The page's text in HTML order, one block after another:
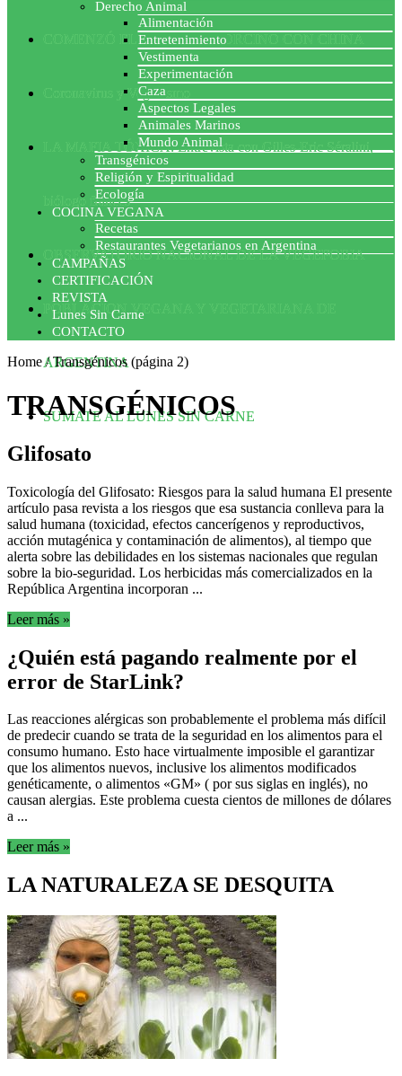
COMENZÓ EL ACUERDO PORCINO CON CHINA
Coronavirus y Veganismo
LA MAFIA TÓXICA: Entrevista con Gilles-Eric Séralini,
biólogo francés
OBSERVATORIO NACIONAL DE LA VEGEFOBIA
POBLACION VEGANA Y VEGETARIANA DE
ARGENTINA
SUMATE AL LUNES SIN CARNE
Derecho Animal
Alimentación
Entretenimiento
Vestimenta
Experimentación
Caza
Aspectos Legales
Animales Marinos
Mundo Animal
Transgénicos
Religión y Espiritualidad
Ecología
COCINA VEGANA
Recetas
Restaurantes Vegetarianos en Argentina
CAMPAÑAS
CERTIFICACIÓN
REVISTA
Lunes Sin Carne
CONTACTO
Home/Transgénicos (página 2)
TRANSGÉNICOS
Glifosato
Toxicología del Glifosato: Riesgos para la salud humana El presente
artículo pasa revista a los riesgos que esa sustancia conlleva para la
salud humana (toxicidad, efectos cancerígenos y reproductivos,
acción mutagénica y contaminación de alimentos), al tiempo que
alerta sobre las debilidades en los sistemas nacionales que regulan
sobre la bio-seguridad. Los herbicidas más comercializados en la
República Argentina incorporan ...
Leer más »
¿Quién está pagando realmente por el
error de StarLink?
Las reacciones alérgicas son probablemente el problema más difícil
de predecir cuando se trata de la seguridad en los alimentos para el
consumo humano. Esto hace virtualmente imposible el garantizar
que los alimentos nuevos, inclusive los alimentos modificados
genéticamente, o alimentos «GM» ( por sus siglas en inglés), no
causan alergias. Este problema cuesta cientos de millones de dólares
a ...
Leer más »
LA NATURALEZA SE DESQUITA